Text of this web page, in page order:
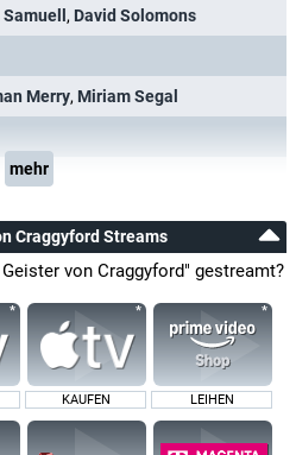
, David Solomons
Merry, Miriam Segal
mehr
Craggyford Streams
von Craggyford" gestreamt?
KAUFEN LEIHEN